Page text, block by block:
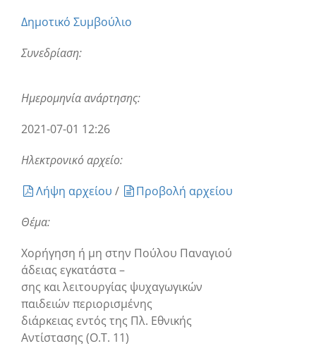
Δημοτικό Συμβούλιο
Συνεδρίαση:
Ημερομηνία ανάρτησης:
2021-07-01 12:26
Ηλεκτρονικό αρχείο:
Λήψη αρχείου /
Προβολή αρχείου
Θέμα:
Χορήγηση ή μη στην Πούλου Παναγιού
άδειας εγκατάστα –
σης και λειτουργίας ψυχαγωγικών
παιδειών περιορισμένης
διάρκειας εντός της Πλ. Εθνικής
Αντίστασης (Ο.Τ. 11)